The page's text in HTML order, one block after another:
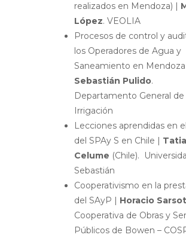
realizados en Mendoza) |
López. VEOLIA
Procesos de control y
los Operadores de Agua y
Saneamiento en
Sebastián Pulido.
Departamento General de
Irrigación
Lecciones aprendidas en
del SPAy S en Chile |
Celume (Chile).
Sebastián
Cooperativismo en la
del SAyP | Horacio
Cooperativa de Obras y
Públicos de Bowen –